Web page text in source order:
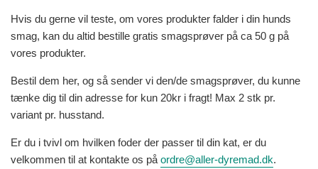
Hvis du gerne vil teste, om vores produkter falder i din hunds
smag, kan du altid bestille gratis smagsprøver på ca 50 g på
vores produkter.
Bestil dem her, og så sender vi den/de smagsprøver, du kunne
tænke dig til din adresse for kun 20kr i fragt! Max 2 stk pr.
variant pr. husstand.
Er du i tvivl om hvilken foder der passer til din kat, er du
velkommen til at kontakte os på ordre@aller-dyremad.dk.